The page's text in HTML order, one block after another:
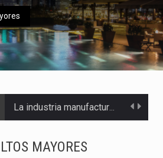
La industria manufacturera de exportación afiliada a Index en Nuevo León ha alcanzado hasta 10%…
MAYORES